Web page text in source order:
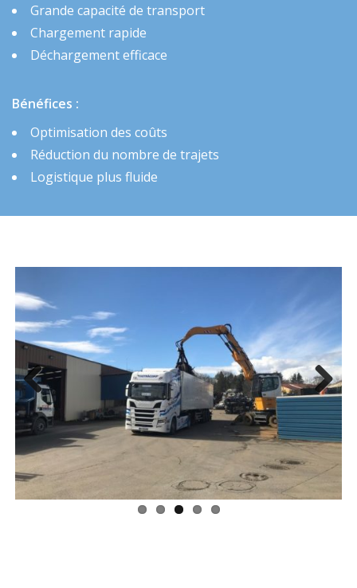
Grande capacité de transport
Chargement rapide
Déchargement efficace
Bénéfices :
Optimisation des coûts
Réduction du nombre de trajets
Logistique plus fluide
Previ
ous
Next